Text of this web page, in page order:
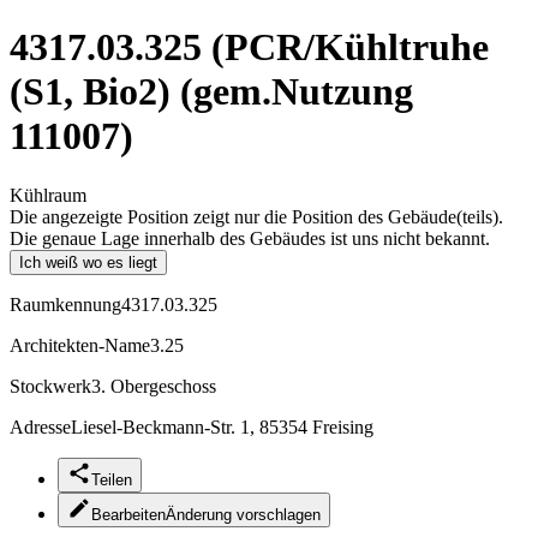
4317.03.325 (PCR/Kühltruhe
(S1, Bio2) (gem.Nutzung
111007)
Kühlraum
Die angezeigte Position zeigt nur die Position des Gebäude(teils).
Die genaue Lage innerhalb des Gebäudes ist uns nicht bekannt.
Ich weiß wo es liegt
Raumkennung4317.03.325
Architekten-Name3.25
Stockwerk3. Obergeschoss
AdresseLiesel-Beckmann-Str. 1, 85354 Freising
Teilen
BearbeitenÄnderung vorschlagen